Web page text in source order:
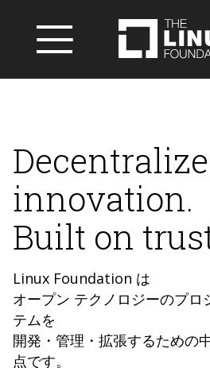
innovation.
Built on
Linux Foundation は
オープン テクノロジーのプロ
テムを
開発・管理・拡張するための
点です。